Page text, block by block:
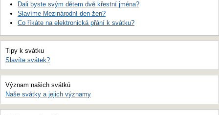
Dali byste svým dětem dvě křestní jména?
Slavíme Mezinárodní den žen?
Co říkáte na elektronická přání k svátku?
Tipy k svátku
Slavíte svátek?
Význam našich svátků
Naše svátky a jejich významy